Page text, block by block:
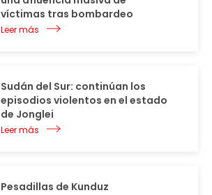
víctimas tras bombardeo
Leer más
Sudán del Sur: continúan los
episodios violentos en el estado
de Jonglei
Leer más
Pesadillas de Kunduz